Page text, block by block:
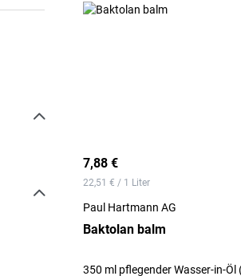
7,88 €
22,51 € / 1 Liter
Paul Hartmann AG
Baktolan balm
350 ml pflegender Wasser-in-